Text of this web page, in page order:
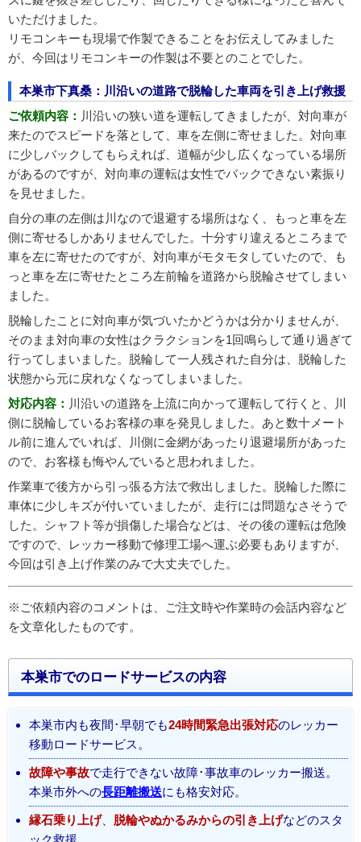
いただけました。
リモコンキーも現場で作製できることをお伝えしてみました
が、今回はリモコンキーの作製は不要とのことでした。
本巣市下真桑：川沿いの道路で脱輪した車両を引き上げ救援
ご依頼内容： 川沿いの狭い道を運転してきましたが、対向車が
来たのでスピードを落として、車を左側に寄せました。対向車
に少しバックしてもらえれば、道幅が少し広くなっている場所
があるのですが、対向車の運転は女性でバックできない素振り
を見せました。
自分の車の左側は川なので退避する場所はなく、もっと車を左
側に寄せるしかありませんでした。十分すり違えるところまで
車を左に寄せたのですが、対向車がモタモタしていたので、も
っと車を左に寄せたところ左前輪を道路から脱輪させてしまい
ました。
脱輪したことに対向車が気づいたかどうかは分かりませんが、
そのまま対向車の女性はクラクションを1回鳴らして通り過ぎて
行ってしまいました。脱輪して一人残された自分は、脱輪した
状態から元に戻れなくなってしまいました。
対応内容： 川沿いの道路を上流に向かって運転して行くと、川
側に脱輪しているお客様の車を発見しました。あと数十メート
ル前に進んでいれば、川側に金網があったり退避場所があった
ので、お客様も悔やんでいると思われました。
作業車で後方から引っ張る方法で救出しました。脱輪した際に
車体に少しキズが付いていましたが、走行には問題なさそうで
した。シャフト等が損傷した場合などは、その後の運転は危険
ですので、レッカー移動で修理工場へ運ぶ必要もありますが、
今回は引き上げ作業のみで大丈夫でした。
※ご依頼内容のコメントは、ご注文時や作業時の会話内容など
を文章化したものです。
本巣市でのロードサービスの内容
本巣市内も夜間･早朝でも24時間緊急出張対応のレッカー
移動ロードサービス。
故障や事故で走行できない故障･事故車のレッカー搬送。
本巣市外への長距離搬送にも格安対応。
縁石乗り上げ、 脱輪やぬかるみからの引き上げなどのスタ